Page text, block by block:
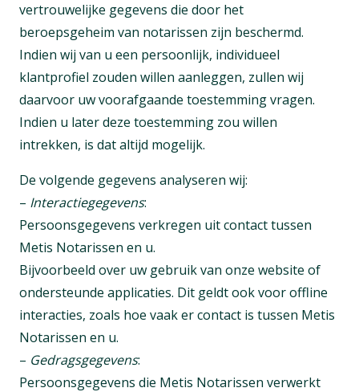
vertrouwelijke gegevens die door het
beroepsgeheim van notarissen zijn beschermd.
Indien wij van u een persoonlijk, individueel
klantprofiel zouden willen aanleggen, zullen wij
daarvoor uw voorafgaande toestemming vragen.
Indien u later deze toestemming zou willen
intrekken, is dat altijd mogelijk.
De volgende gegevens analyseren wij:
– Interactiegegevens:
Persoonsgegevens verkregen uit contact tussen
Metis Notarissen en u.
Bijvoorbeeld over uw gebruik van onze website of
ondersteunde applicaties. Dit geldt ook voor offline
interacties, zoals hoe vaak er contact is tussen Metis
Notarissen en u.
– Gedragsgegevens:
Persoonsgegevens die Metis Notarissen verwerkt